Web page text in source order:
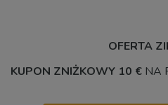
OFERTA
KUPON ZNIŻKOWY 10 € NA